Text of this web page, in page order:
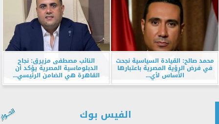
محمد صالح: القيادة السياسية نجحت
في فرض الرؤية المصرية باعتبارها
الأساس لأي...
النائب مصطفى مزيرق: نجاح
الدبلوماسية المصرية يؤكد أن
القاهرة هي الضامن الرئيسي...
الفيس بوك